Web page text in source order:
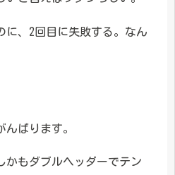
に、2回目に失敗する。なん
ばります。
かもダブルヘッダーでテン